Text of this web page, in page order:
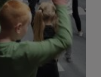
o najmłodszych
Znajdziesz tu
konkursach